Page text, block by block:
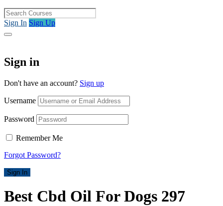
Sign In Sign Up
Sign in
Don't have an account? Sign up
Username
Password
Remember Me
Forgot Password?
Sign In
Best Cbd Oil For Dogs 297